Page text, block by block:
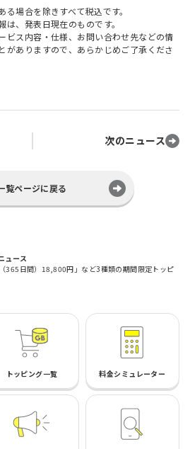
場合を除きすべて税込です。
、発表日現在のものです。
ビス内容・仕様、お問い合わせ先などの情
がありますので、あらかじめご了承くださ
次のニュース
覧ページに戻る
ュース
365日間）18,800円」など3種類の期間限定トッピ
トッピング一覧 料金シミュレーター